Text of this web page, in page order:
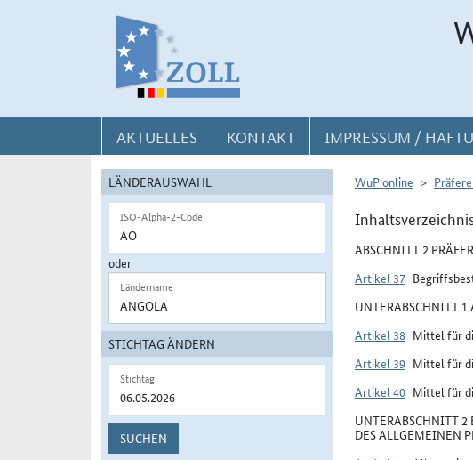
AKTUELLES KONTAKT IMPRESSUM /
LÄNDERAUSWAHL
ISO-Alpha-2-Code
oder
Ländername
STICHTAG ÄNDERN
Stichtag
SUCHEN
WuP online
ABSCHNITT 2
Artikel 37
UNTERABSCHNITT 1
Artikel 38 Mittel für
Artikel 39 Mittel für
Artikel 40 Mittel für
UNTERABSCHNITT 2
DES ALLGEMEINEN